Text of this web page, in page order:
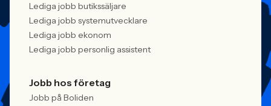
Lediga jobb butikssäljare
Lediga jobb systemutvecklare
Lediga jobb ekonom
Lediga jobb personlig assistent
Jobb hos företag
Jobb på Boliden